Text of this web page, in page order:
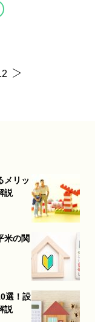
メリッ
説
米の関
選！設
説